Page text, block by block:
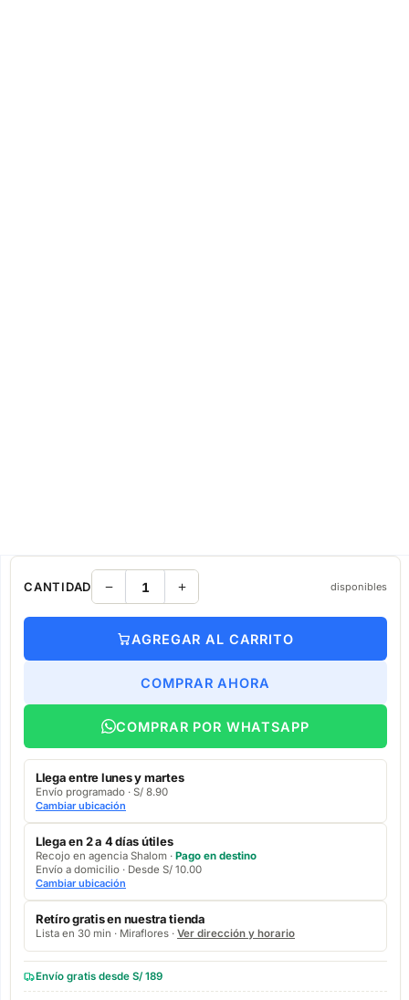
CANTIDAD disponibles
AGREGAR AL CARRITO
COMPRAR AHORA
COMPRAR POR WHATSAPP
Llega entre lunes y martes
Envío programado · S/ 8.90
Cambiar ubicación
Llega en 2 a 4 días útiles
Recojo en agencia Shalom · Pago en destino
Envío a domicilio · Desde S/ 10.00
Cambiar ubicación
Retíro gratis en nuestra tienda
Lista en 30 min · Miraflores · Ver dirección y horario
Envío gratis desde S/ 189